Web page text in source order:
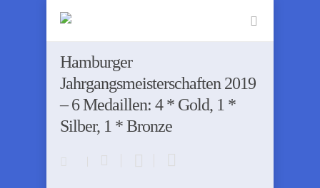
Hamburger
Jahrgangsmeisterschaften 2019
– 6 Medaillen: 4 * Gold, 1 *
Silber, 1 * Bronze